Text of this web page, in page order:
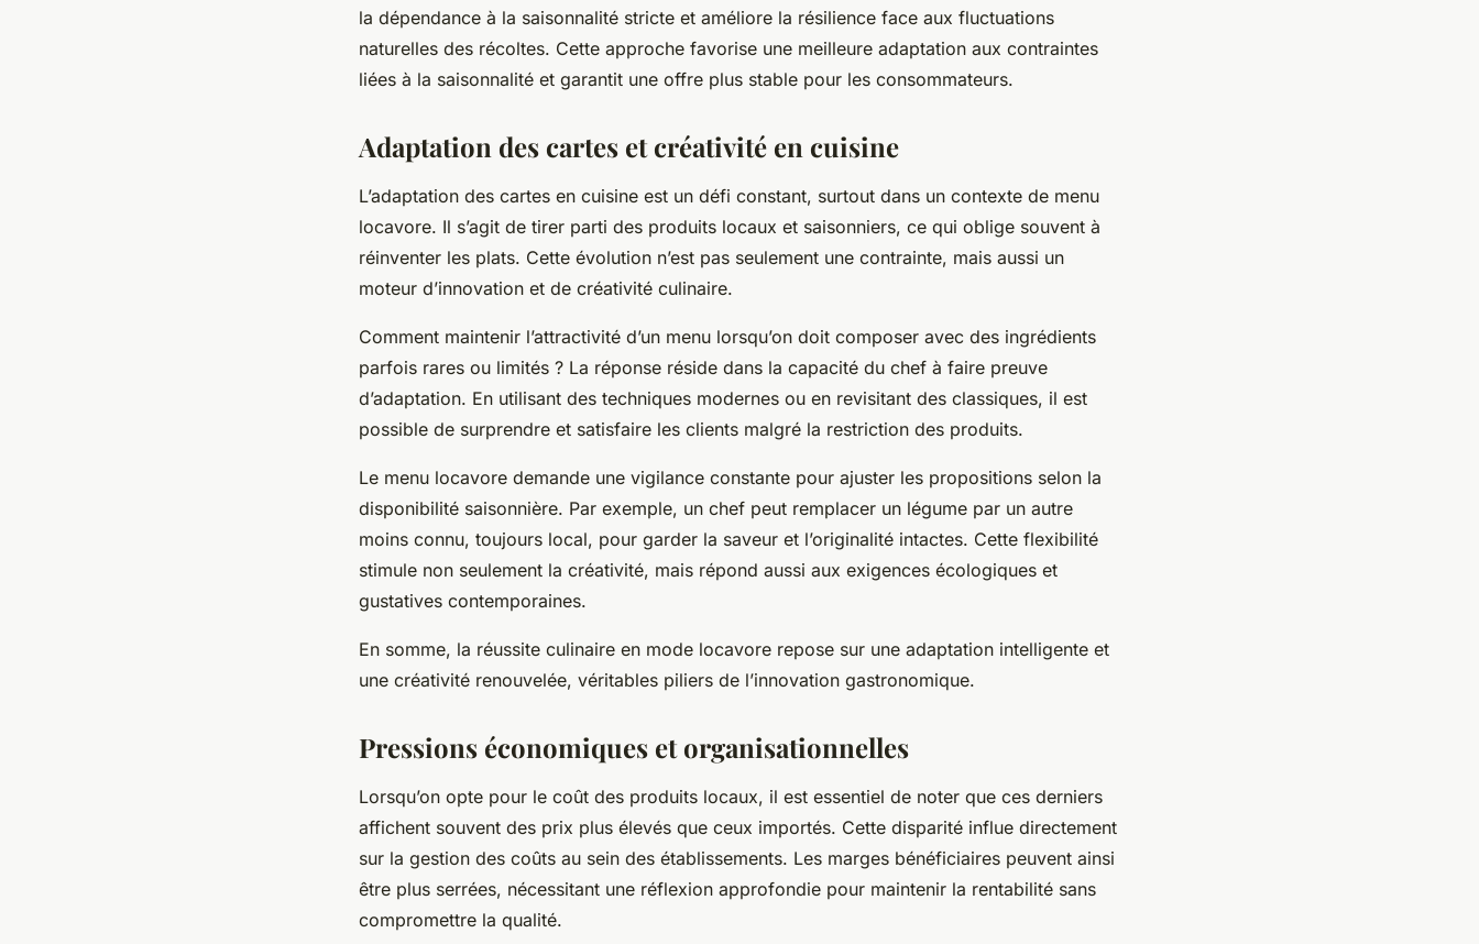
la dépendance à la saisonnalité stricte et améliore la résilience face aux fluctuations
naturelles des récoltes. Cette approche favorise une meilleure adaptation aux contraintes
liées à la saisonnalité et garantit une offre plus stable pour les consommateurs.
Adaptation des cartes et créativité en cuisine
L’adaptation des cartes en cuisine est un défi constant, surtout dans un contexte de menu
locavore. Il s’agit de tirer parti des produits locaux et saisonniers, ce qui oblige souvent à
réinventer les plats. Cette évolution n’est pas seulement une contrainte, mais aussi un
moteur d’innovation et de créativité culinaire.
Comment maintenir l’attractivité d’un menu lorsqu’on doit composer avec des ingrédients
parfois rares ou limités ? La réponse réside dans la capacité du chef à faire preuve
d’adaptation. En utilisant des techniques modernes ou en revisitant des classiques, il est
possible de surprendre et satisfaire les clients malgré la restriction des produits.
Le menu locavore demande une vigilance constante pour ajuster les propositions selon la
disponibilité saisonnière. Par exemple, un chef peut remplacer un légume par un autre
moins connu, toujours local, pour garder la saveur et l’originalité intactes. Cette flexibilité
stimule non seulement la créativité, mais répond aussi aux exigences écologiques et
gustatives contemporaines.
En somme, la réussite culinaire en mode locavore repose sur une adaptation intelligente et
une créativité renouvelée, véritables piliers de l’innovation gastronomique.
Pressions économiques et organisationnelles
Lorsqu’on opte pour le coût des produits locaux, il est essentiel de noter que ces derniers
affichent souvent des prix plus élevés que ceux importés. Cette disparité influe directement
sur la gestion des coûts au sein des établissements. Les marges bénéficiaires peuvent ainsi
être plus serrées, nécessitant une réflexion approfondie pour maintenir la rentabilité sans
compromettre la qualité.